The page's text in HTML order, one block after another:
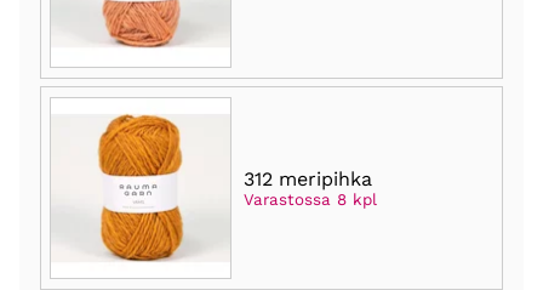
312 meripihka
Varastossa 8 kpl